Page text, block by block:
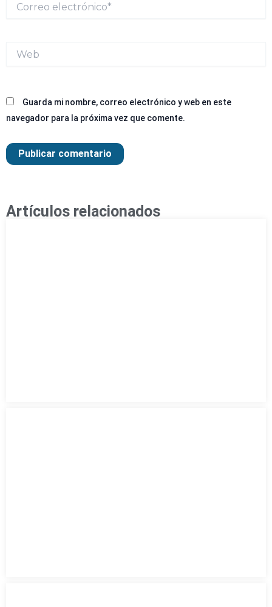
electrónico*
Guarda mi nombre, correo electrónico y web en este
navegador para la próxima vez que comente.
Artículos relacionados